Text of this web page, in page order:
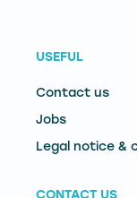
USEFUL
Contact us
Jobs
Legal notice &